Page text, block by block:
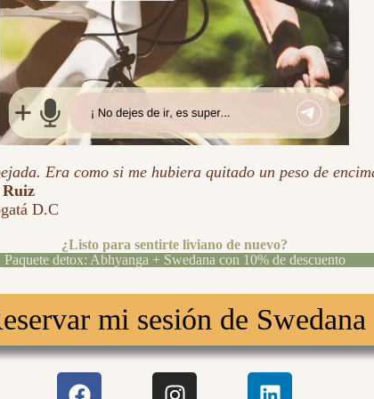
Era como si me hubiera quitado un peso de
D.C
¿Listo para sentirte liviano de nuevo?
Paquete detox: Abhyanga + Swedana con 10% de descuento
mi sesión de Swedana